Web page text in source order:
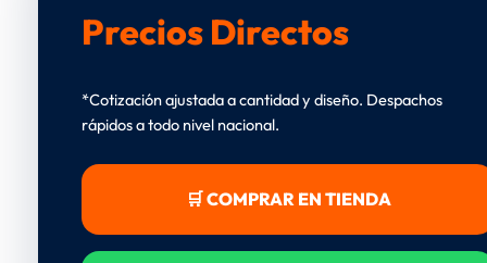
Precios Directos
*Cotización ajustada a cantidad y diseño. Despachos
rápidos a todo nivel nacional.
🛒 COMPRAR EN TIENDA